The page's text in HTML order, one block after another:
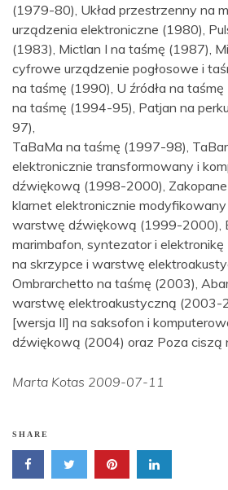
(1979-80), Układ przestrzenny na
urządzenia elektroniczne (1980),
(1983), Mictlan I na taśmę (1987),
cyfrowe urządzenie pogłosowe i
na taśmę (1990), U źródła na
na taśmę (1994-95), Patjan na
97),
TaBaMa na taśmę (1997-98),
elektronicznie transformowany i
dźwiękową (1998-2000), Zakopane
klarnet elektronicznie
warstwę dźwiękową (1999-2000),
marimbafon, syntezator i elektronikę
na skrzypce i warstwę
Ombrarchetto na taśmę (2003),
warstwę elektroakustyczną (2003-
[wersja II] na saksofon i
dźwiękową (2004) oraz Poza ciszą
Marta Kotas 2009-07-11
SHARE